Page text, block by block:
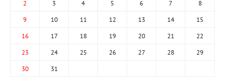
2 3 4 5 6 7 8
9 10 11 12 13 14 15
16 17 18 19 20 21 22
23 24 25 26 27 28 29
30 31